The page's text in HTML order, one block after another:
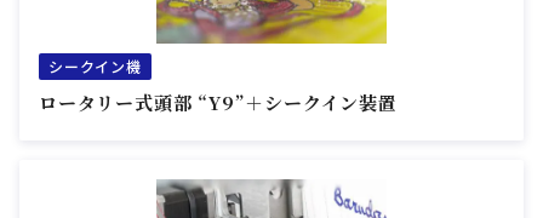
シークイン機
ロータリー式頭部 “Y9”＋シークイン装置